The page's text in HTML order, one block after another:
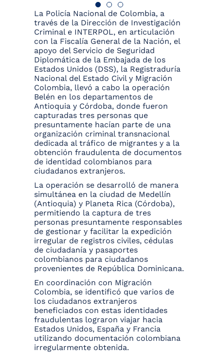
La Policía Nacional de Colombia, a
través de la Dirección de Investigación
Criminal e INTERPOL, en articulación
con la Fiscalía General de la Nación, el
apoyo del Servicio de Seguridad
Diplomática de la Embajada de los
Estados Unidos (DSS), la Registraduría
Nacional del Estado Civil y Migración
Colombia, llevó a cabo la operación
Belén en los departamentos de
Antioquia y Córdoba, donde fueron
capturadas tres personas que
presuntamente hacían parte de una
organización criminal transnacional
dedicada al tráfico de migrantes y a la
obtención fraudulenta de documentos
de identidad colombianos para
ciudadanos extranjeros.
La operación se desarrolló de manera
simultánea en la ciudad de Medellín
(Antioquia) y Planeta Rica (Córdoba),
permitiendo la captura de tres
personas presuntamente responsables
de gestionar y facilitar la expedición
irregular de registros civiles, cédulas
de ciudadanía y pasaportes
colombianos para ciudadanos
provenientes de República Dominicana.
En coordinación con Migración
Colombia, se identificó que varios de
los ciudadanos extranjeros
beneficiados con estas identidades
fraudulentas lograron viajar hacia
Estados Unidos, España y Francia
utilizando documentación colombiana
irregularmente obtenida.